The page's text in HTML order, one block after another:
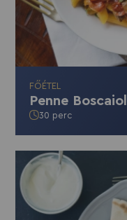
FŐÉTEL
Penne
30 perc